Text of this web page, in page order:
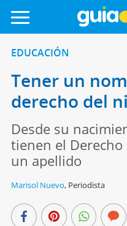
EDUCACIÓN
Tener un
derecho del
Desde su
tienen el
un apellido
Marisol Nuevo, Periodista